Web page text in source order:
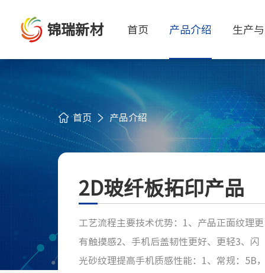
锦瑞新材 首页 产品介绍 生产
首页 产品介绍
2D玻纤板拓印产品
工艺流程主要技术优势：1、产品正面纹理更
有触摸感2、手机后盖韧性更好、更轻3、闪
光砂纹理提高手机质感性能：1、常规：5B